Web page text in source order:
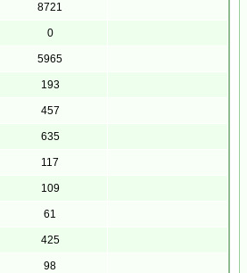
8721
0
5965
193
457
635
117
109
61
425
98